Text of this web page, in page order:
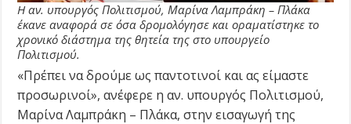
H αν. υπουργός Πολιτισμού, Μαρίνα Λαμπράκη – Πλάκα
έκανε αναφορά σε όσα δρομολόγησε και οραματίστηκε το
χρονικό διάστημα της θητεία της στο υπουργείο
Πολιτισμού.
«Πρέπει να δρούμε ως παντοτινοί και ας είμαστε
προσωρινοί», ανέφερε η αν. υπουργός Πολιτισμού,
Μαρίνα Λαμπράκη – Πλάκα, στην εισαγωγή της